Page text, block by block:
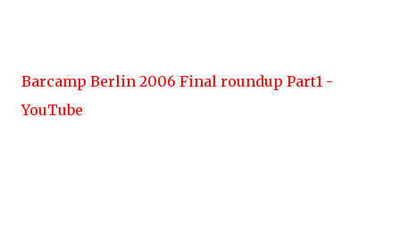
Barcamp Berlin 2006 Final roundup Part1 -
YouTube